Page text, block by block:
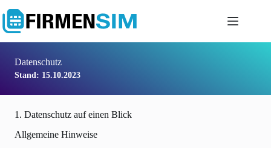
Inhalt
springen
Datenschutz
Stand: 15.10.2023
1. Datenschutz auf einen Blick
Allgemeine Hinweise